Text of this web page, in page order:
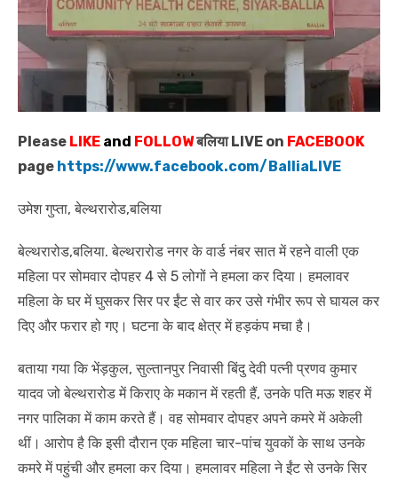
Please LIKE and FOLLOWबलिया LIVE on FACEBOOK
page https://www.facebook.com/BalliaLIVE
उमेश गुप्ता, बेल्थरारोड,बलिया
बेल्थरारोड,बलिया. बेल्थरारोड नगर के वार्ड नंबर सात में रहने वाली एक
महिला पर सोमवार दोपहर 4 से 5 लोगों ने हमला कर दिया। हमलावर
महिला के घर में घुसकर सिर पर ईंट से वार कर उसे गंभीर रूप से घायल कर
दिए और फरार हो गए। घटना के बाद क्षेत्र में हड़कंप मचा है।
बताया गया कि भेंड़कुल, सुल्तानपुर निवासी बिंदु देवी पत्नी प्रणव कुमार
यादव जो बेल्थरारोड में किराए के मकान में रहती हैं, उनके पति मऊ शहर में
नगर पालिका में काम करते हैं। वह सोमवार दोपहर अपने कमरे में अकेली
थीं। आरोप है कि इसी दौरान एक महिला चार-पांच युवकों के साथ उनके
कमरे में पहुंची और हमला कर दिया। हमलावर महिला ने ईंट से उनके सिर